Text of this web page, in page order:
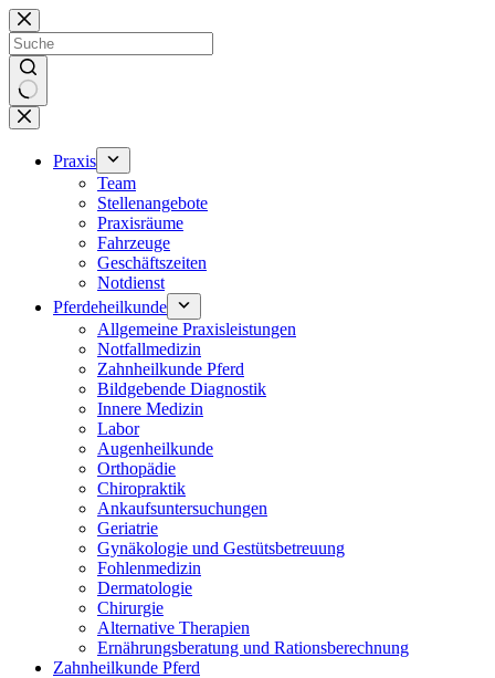
Zum
Inhalt
springen
Keine
Ergebnisse
Praxis
Team
Stellenangebote
Praxisräume
Fahrzeuge
Geschäftszeiten
Notdienst
Pferdeheilkunde
Allgemeine Praxisleistungen
Notfallmedizin
Zahnheilkunde Pferd
Bildgebende Diagnostik
Innere Medizin
Labor
Augenheilkunde
Orthopädie
Chiropraktik
Ankaufsuntersuchungen
Geriatrie
Gynäkologie und Gestütsbetreuung
Fohlenmedizin
Dermatologie
Chirurgie
Alternative Therapien
Ernährungsberatung und Rationsberechnung
Zahnheilkunde Pferd